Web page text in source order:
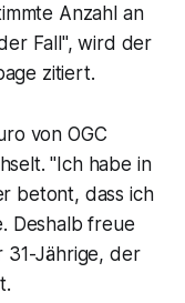
Anzahl an
Fall", wird der
zitiert.
von OGC
"Ich habe in
betont, dass ich
Deshalb freue
31-Jährige, der